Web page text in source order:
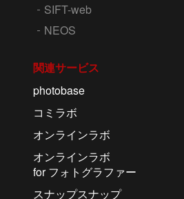
SIFT-web
NEOS
関連サービス
photobase
コミラボ
オンラインラボ
オンラインラボ
for フォトグラファー
スナップスナップ